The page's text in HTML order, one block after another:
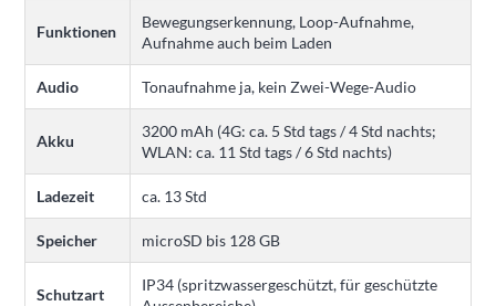
Funktionen
Bewegungserkennung, Loop-Aufnahme,
Aufnahme auch beim Laden
Audio Tonaufnahme ja, kein Zwei-Wege-Audio
Akku
3200 mAh (4G: ca. 5 Std tags / 4 Std nachts;
WLAN: ca. 11 Std tags / 6 Std nachts)
Ladezeit ca. 13 Std
Speicher microSD bis 128 GB
Schutzart
IP34 (spritzwassergeschützt, für geschützte